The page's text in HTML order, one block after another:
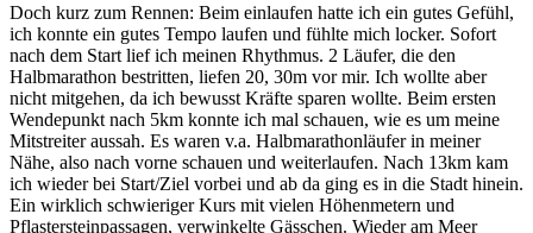
Doch kurz zum Rennen: Beim einlaufen hatte ich ein gutes Gefühl,
ich konnte ein gutes Tempo laufen und fühlte mich locker. Sofort
nach dem Start lief ich meinen Rhythmus. 2 Läufer, die den
Halbmarathon bestritten, liefen 20, 30m vor mir. Ich wollte aber
nicht mitgehen, da ich bewusst Kräfte sparen wollte. Beim ersten
Wendepunkt nach 5km konnte ich mal schauen, wie es um meine
Mitstreiter aussah. Es waren v.a. Halbmarathonläufer in meiner
Nähe, also nach vorne schauen und weiterlaufen. Nach 13km kam
ich wieder bei Start/Ziel vorbei und ab da ging es in die Stadt hinein.
Ein wirklich schwieriger Kurs mit vielen Höhenmetern und
Pflastersteinpassagen, verwinkelte Gässchen. Wieder am Meer